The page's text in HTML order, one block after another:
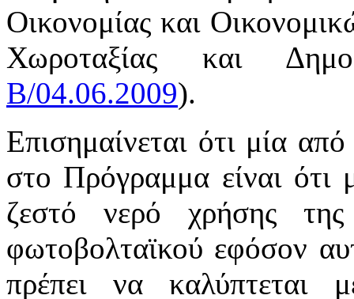
Οικονομίας και
Χωροταξίας και
Β/04.06.2009).
Επισημαίνεται ότι μία
στο Πρόγραμμα είναι
ζεστό νερό χρήσης
φωτοβολταϊκού εφόσον
πρέπει να καλύπτεται